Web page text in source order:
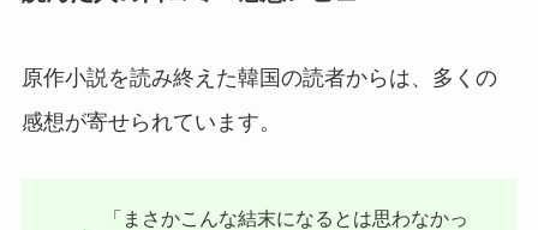
原作小説を読み終えた韓国の読者からは、多くの
感想が寄せられています。
「まさかこんな結末になるとは思わなかっ